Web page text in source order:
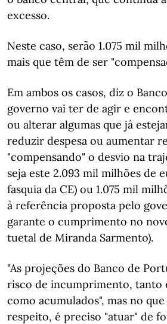
excesso.
Neste caso, serão 1.075 mil
mais que têm de ser
Em ambos os casos, diz o
governo vai ter de agir e
ou alterar algumas que já
reduzir despesa ou aumentar
"compensando" o desvio na
seja este 2.093 mil milhões de
fasquia da CE) ou 1.075 mil
à referência proposta pelo
garante o cumprimento no
tuetal de Miranda Sarmento).
"As projeções do Banco de
risco de incumprimento, tanto
como acumulados", mas no
respeito, é preciso "atuar" de